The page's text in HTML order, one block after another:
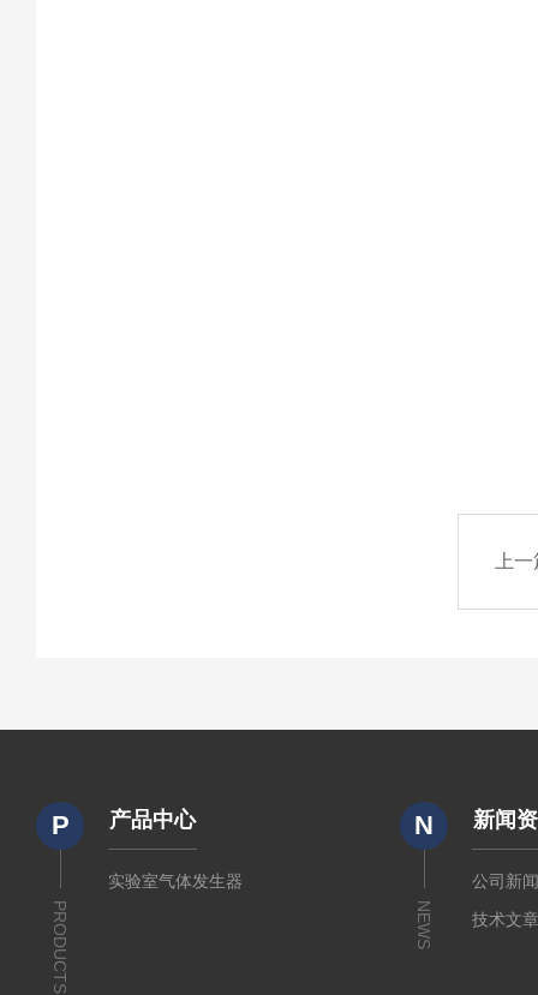
上
P
PRODUCTS
产品中心
实验室气体发生器
N
NEWS
新闻
公司新
技术文